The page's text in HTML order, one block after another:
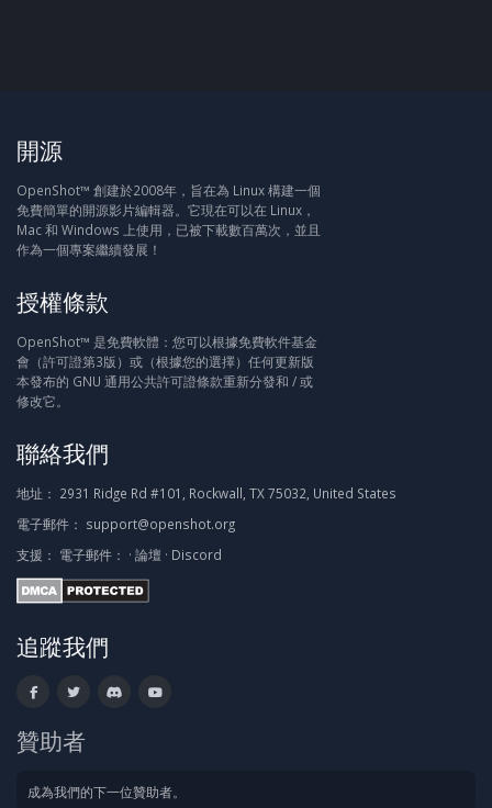
開源
OpenShot™ 創建於2008年，旨在為 Linux 構建一個
免費簡單的開源影片編輯器。它現在可以在 Linux，
Mac 和 Windows 上使用，已被下載數百萬次，並且
作為一個專案繼續發展！
授權條款
OpenShot™ 是免費軟體：您可以根據免費軟件基金
會（許可證第3版）或（根據您的選擇）任何更新版
本發布的 GNU 通用公共許可證條款重新分發和 / 或
修改它。
聯絡我們
地址： 2931 Ridge Rd #101, Rockwall, TX 75032, United States
電子郵件： support@openshot.org
支援： 電子郵件： · 論壇 · Discord
追蹤我們
贊助者
成為我們的下一位贊助者。